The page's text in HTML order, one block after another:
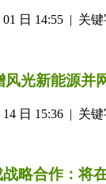
01 日 14:55 | 关键
风光新能源并
14 日 15:36 | 关键
略合作：将